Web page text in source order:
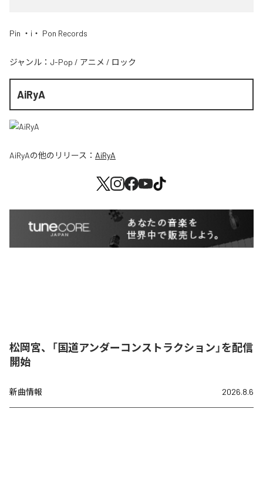
Pin ・i・ Pon Records
ジャンル： J-Pop / アニメ / ロック
AiRyA
AiRyAの他のリリース： AiRyA
松岡宮、「国道アンダーコンストラクション」を配信
開始
新曲情報 2026.8.6